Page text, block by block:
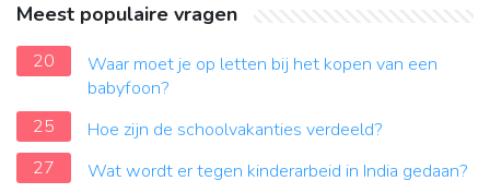
Meest populaire vragen
20
Waar moet je op letten bij het kopen van een
babyfoon?
25
Hoe zijn de schoolvakanties verdeeld?
27
Wat wordt er tegen kinderarbeid in India gedaan?